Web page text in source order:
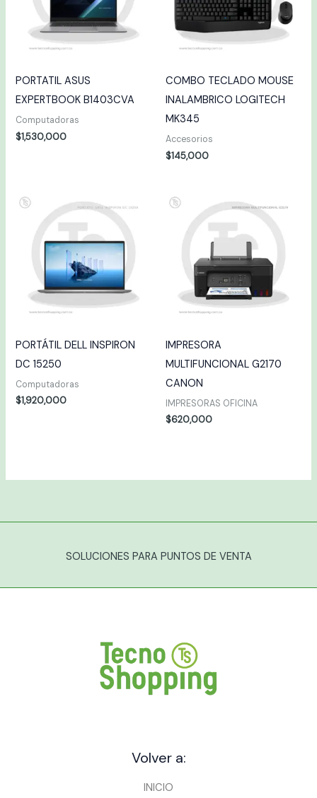
PORTATIL ASUS
EXPERTBOOK B1403CVA
Computadoras
$1,530,000
COMBO TECLADO MOUSE
INALAMBRICO LOGITECH
MK345
Accesorios
$145,000
PORTÁTIL DELL INSPIRON
DC 15250
Computadoras
$1,920,000
IMPRESORA
MULTIFUNCIONAL G2170
CANON
IMPRESORAS OFICINA
$620,000
SOLUCIONES PARA PUNTOS DE VENTA
Volver a:
INICIO